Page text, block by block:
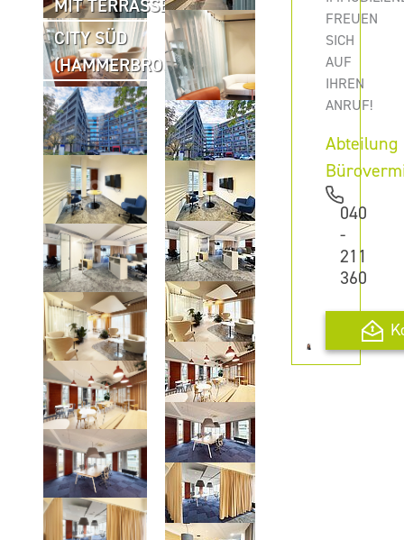
MIT TERRASSE
CITY SÜD
(HAMMERBROOK)
FREUEN
SICH
AUF
IHREN
ANRUF!
Abteilung
040
-
211
360